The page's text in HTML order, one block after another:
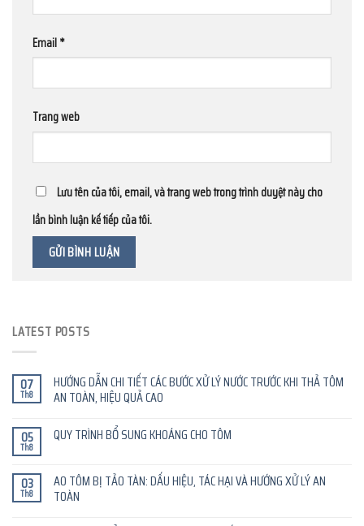
Email*
Trang web
Lưu tên của tôi, email, và trang web trong trình duyệt này cho
lần bình luận kế tiếp của tôi.
LATEST POSTS
07
Th8
HƯỚNG DẪN CHI TIẾT CÁC BƯỚC XỬ LÝ NƯỚC TRƯỚC KHI THẢ TÔM
AN TOÀN, HIỆU QUẢ CAO
05
Th8
QUY TRÌNH BỔ SUNG KHOÁNG CHO TÔM
03
Th8
AO TÔM BỊ TẢO TÀN: DẤU HIỆU, TÁC HẠI VÀ HƯỚNG XỬ LÝ AN
TOÀN